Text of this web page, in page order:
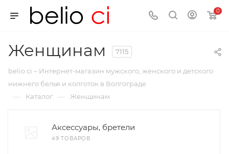
0
Женщинам 7115
belio ci – Интернет-магазин мужского, женского и детского
нижнего белья и колготок в Волгограде
— Каталог — Женщинам
Аксессуары, бретели
49 ТОВАРОВ